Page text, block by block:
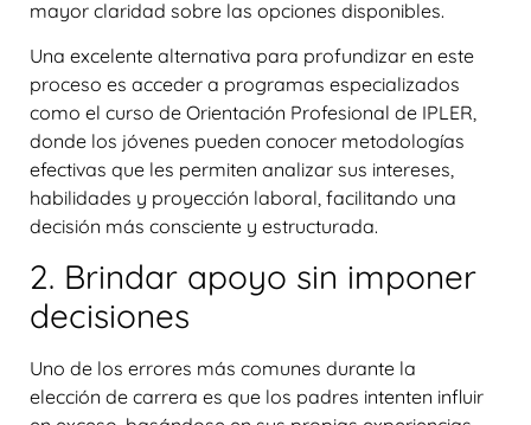
mayor claridad sobre las opciones disponibles.
Una excelente alternativa para profundizar en este
proceso es acceder a programas especializados
como el curso de Orientación Profesional de IPLER,
donde los jóvenes pueden conocer metodologías
efectivas que les permiten analizar sus intereses,
habilidades y proyección laboral, facilitando una
decisión más consciente y estructurada.
2. Brindar apoyo sin imponer
decisiones
Uno de los errores más comunes durante la
elección de carrera es que los padres intenten influir